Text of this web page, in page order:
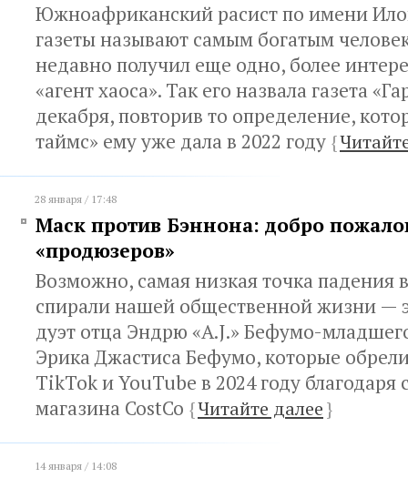
Южноафриканский расист по имени
газеты называют самым богатым
недавно получил еще одно, более
«агент хаоса». Так его назвала газета
декабря, повторив то определение,
таймс» ему уже дала в 2022 году {
28 января / 17:48
Маск против Бэннона: добро
«продюзеров»
Возможно, самая низкая точка падения
спирали нашей общественной жизни —
дуэт отца Эндрю «A.J.» Бефумо-
Эрика Джастиса Бефумо, которые
TikTok и YouTube в 2024 году благодаря
магазина CostCo {Читайте далее}
14 января / 14:08